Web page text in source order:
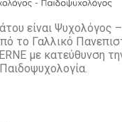
είναι Ψυχολόγος –
το Γαλλικό
με κατεύθυνση